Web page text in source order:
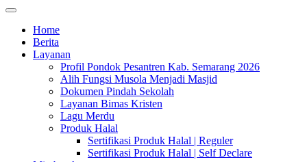
Home
Berita
Layanan
Profil Pondok Pesantren Kab. Semarang 2026
Alih Fungsi Musola Menjadi Masjid
Dokumen Pindah Sekolah
Layanan Bimas Kristen
Lagu Merdu
Produk Halal
Sertifikasi Produk Halal | Reguler
Sertifikasi Produk Halal | Self Declare